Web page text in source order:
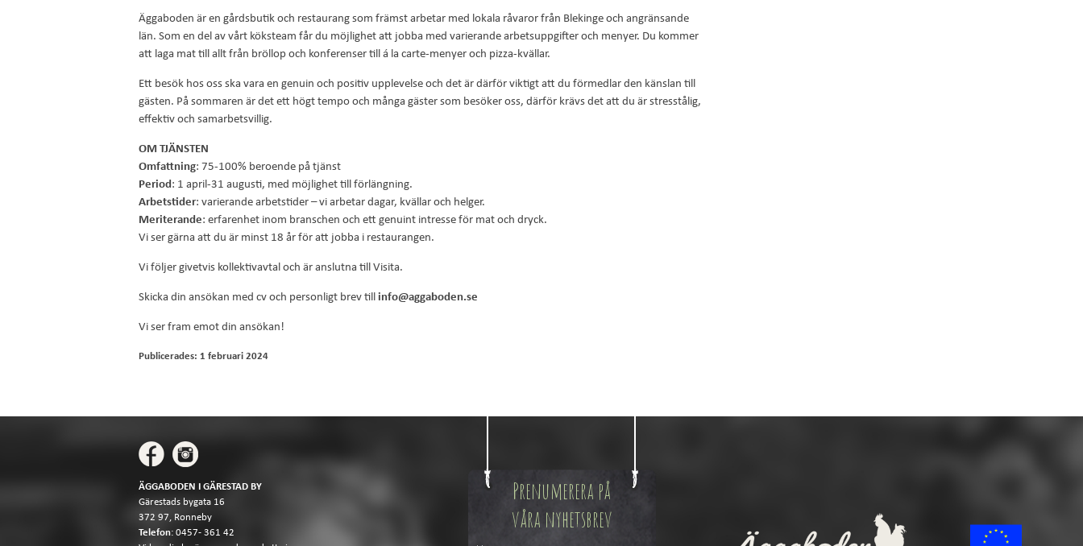
Äggaboden är en gårdsbutik och restaurang som främst arbetar med lokala råvaror från Blekinge och angränsande
län. Som en del av vårt köksteam får du möjlighet att jobba med varierande arbetsuppgifter och menyer. Du kommer
att laga mat till allt från bröllop och konferenser till á la carte-menyer och pizza-kvällar.
Ett besök hos oss ska vara en genuin och positiv upplevelse och det är därför viktigt att du förmedlar den känslan till
gästen. På sommaren är det ett högt tempo och många gäster som besöker oss, därför krävs det att du är stresstålig,
effektiv och samarbetsvillig.
OM TJÄNSTEN
Omfattning: 75-100% beroende på tjänst
Period: 1 april-31 augusti, med möjlighet till förlängning.
Arbetstider: varierande arbetstider – vi arbetar dagar, kvällar och helger.
Meriterande: erfarenhet inom branschen och ett genuint intresse för mat och dryck.
Vi ser gärna att du är minst 18 år för att jobba i restaurangen.
Vi följer givetvis kollektivavtal och är anslutna till Visita.
Skicka din ansökan med cv och personligt brev till info@aggaboden.se
Vi ser fram emot din ansökan!
Publicerades: 1 februari 2024
ÄGGABODEN I GÄRESTAD BY
Gärestads bygata 16
372 97, Ronneby
Telefon: 0457- 361 42
Prenumerera på
våra nyhetsbrev